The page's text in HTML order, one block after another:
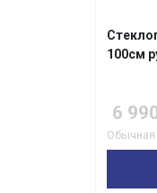
100см
6
Обычная